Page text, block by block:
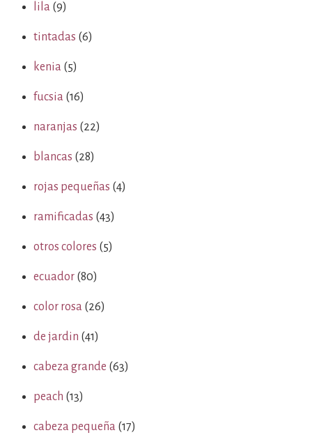
lila (9)
tintadas (6)
kenia (5)
fucsia (16)
naranjas (22)
blancas (28)
rojas pequeñas (4)
ramificadas (43)
otros colores (5)
ecuador (80)
color rosa (26)
de jardin (41)
cabeza grande (63)
peach (13)
cabeza pequeña (17)